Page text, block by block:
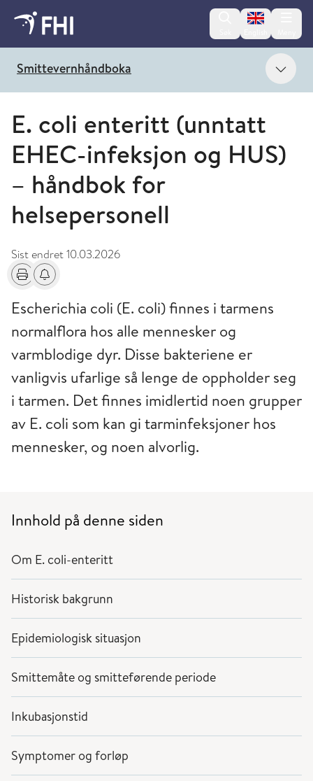
Change
Smittevernhåndboka Vis
E. coli enteritt (unntatt
EHEC-infeksjon og HUS)
– håndbok for
helsepersonell
Sist endret10.03.2026
Skriv utFå varsel om endringer
Escherichia coli (E. coli) finnes i tarmens
normalflora hos alle mennesker og
varmblodige dyr. Disse bakteriene er
vanligvis ufarlige så lenge de oppholder seg
i tarmen. Det finnes imidlertid noen grupper
av E. coli som kan gi tarminfeksjoner hos
mennesker, og noen alvorlig.
Innhold på denne siden
Om E. coli-enteritt
Historisk bakgrunn
Epidemiologisk situasjon
Smittemåte og smitteførende periode
Inkubasjonstid
Symptomer og forløp